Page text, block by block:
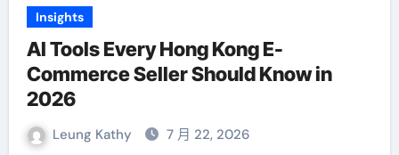
Insights
AI Tools Every Hong Kong E-
Commerce Seller Should Know in
2026
Leung Kathy 7 月 22, 2026